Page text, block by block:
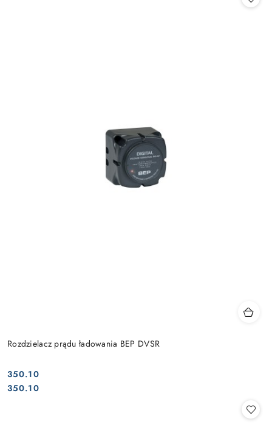
Rozdzielacz prądu ładowania BEP DVSR
Cena:
350.10
Cena:
350.10